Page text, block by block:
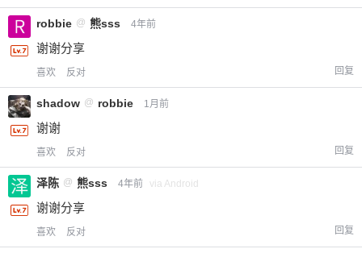
20 50 自定义
robbie @ 熊sss 4年前
谢谢分享
喜欢 反对 回复
shadow @ robbie 1月前
谢谢
喜欢 反对 回复
泽陈 @ 熊sss 4年前 via Android
谢谢分享
喜欢 反对 回复